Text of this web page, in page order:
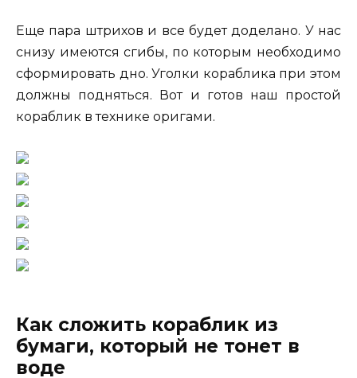
Еще пара штрихов и все будет доделано. У нас
снизу имеются сгибы, по которым необходимо
сформировать дно. Уголки кораблика при этом
должны подняться. Вот и готов наш простой
кораблик в технике оригами.
Как сложить кораблик из
бумаги, который не тонет в
воде